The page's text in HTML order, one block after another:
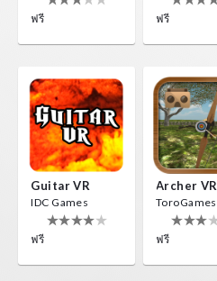
ฟรี ฟรี
Guitar VR
IDC Games
ฟรี
Archer VR
ToroGames
ฟรี